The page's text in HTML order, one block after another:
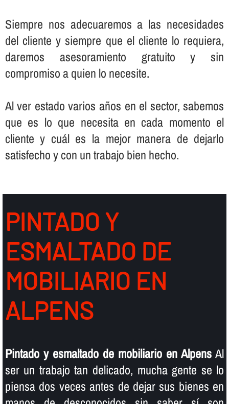
Siempre nos adecuaremos a las necesidades
del cliente y siempre que el cliente lo requiera,
daremos asesoramiento gratuito y sin
compromiso a quien lo necesite.
Al ver estado varios años en el sector, sabemos
que es lo que necesita en cada momento el
cliente y cuál es la mejor manera de dejarlo
satisfecho y con un trabajo bien hecho.
PINTADO Y
ESMALTADO DE
MOBILIARIO EN
ALPENS
Pintado y esmaltado de mobiliario en Alpens Al
ser un trabajo tan delicado, mucha gente se lo
piensa dos veces antes de dejar sus bienes en